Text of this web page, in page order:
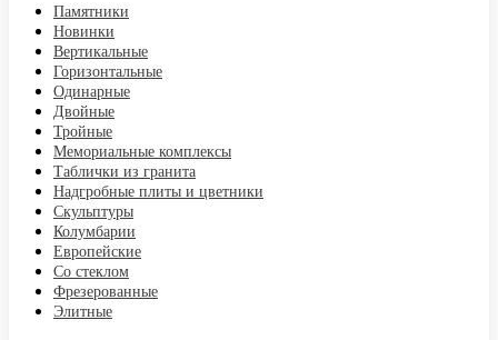
Памятники
Новинки
Вертикальные
Горизонтальные
Одинарные
Двойные
Тройные
Мемориальные комплексы
Таблички из гранита
Надгробные плиты и цветники
Скульптуры
Колумбарии
Европейские
Со стеклом
Фрезерованные
Элитные